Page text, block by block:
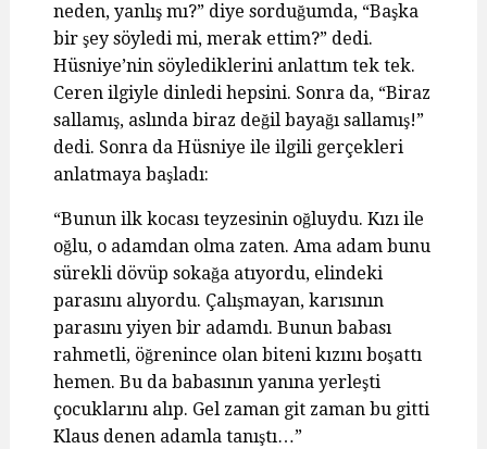
neden, yanlış mı?” diye sorduğumda, “Başka
bir şey söyledi mi, merak ettim?” dedi.
Hüsniye’nin söylediklerini anlattım tek tek.
Ceren ilgiyle dinledi hepsini. Sonra da, “Biraz
sallamış, aslında biraz değil bayağı sallamış!”
dedi. Sonra da Hüsniye ile ilgili gerçekleri
anlatmaya başladı:
“Bunun ilk kocası teyzesinin oğluydu. Kızı ile
oğlu, o adamdan olma zaten. Ama adam bunu
sürekli dövüp sokağa atıyordu, elindeki
parasını alıyordu. Çalışmayan, karısının
parasını yiyen bir adamdı. Bunun babası
rahmetli, öğrenince olan biteni kızını boşattı
hemen. Bu da babasının yanına yerleşti
çocuklarını alıp. Gel zaman git zaman bu gitti
Klaus denen adamla tanıştı…”